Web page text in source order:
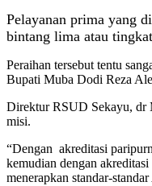
Pelayanan prima yang
bintang lima atau
Peraihan tersebut tentu
Bupati Muba Dodi Reza
Direktur RSUD Sekayu, dr
misi.
“Dengan akreditasi
kemudian dengan
menerapkan standar-